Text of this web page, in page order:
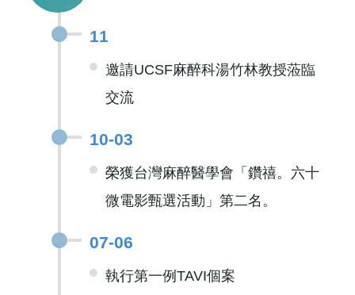
11
邀請UCSF麻醉科湯竹林教授蒞臨
交流
10-03
榮獲台灣麻醉醫學會「鑽禧。六十
微電影甄選活動」第二名。
07-06
執行第一例TAVI個案